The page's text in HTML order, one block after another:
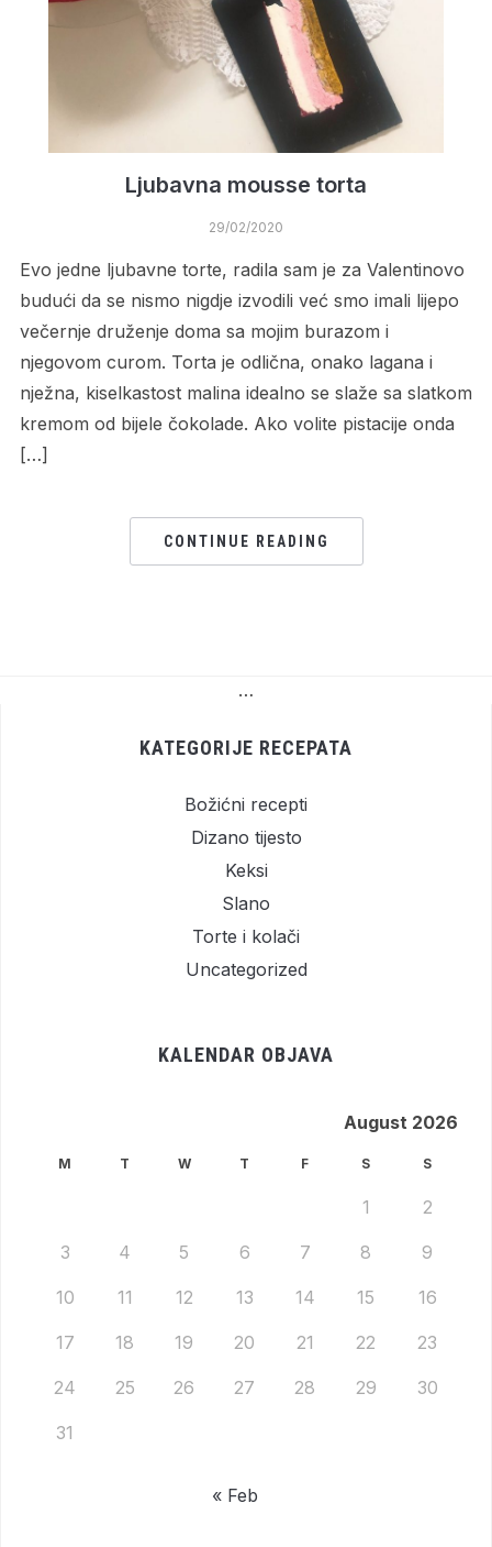
Ljubavna mousse torta
29/02/2020
Evo jedne ljubavne torte, radila sam je za Valentinovo
budući da se nismo nigdje izvodili već smo imali lijepo
večernje druženje doma sa mojim burazom i
njegovom curom. Torta je odlična, onako lagana i
nježna, kiselkastost malina idealno se slaže sa slatkom
kremom od bijele čokolade. Ako volite pistacije onda
[…]
CONTINUE READING
…
KATEGORIJE RECEPATA
Božićni recepti
Dizano tijesto
Keksi
Slano
Torte i kolači
Uncategorized
KALENDAR OBJAVA
August 2026
M T W T F S S
1 2
3 4 5 6 7 8 9
10 11 12 13 14 15 16
17 18 19 20 21 22 23
24 25 26 27 28 29 30
31
« Feb